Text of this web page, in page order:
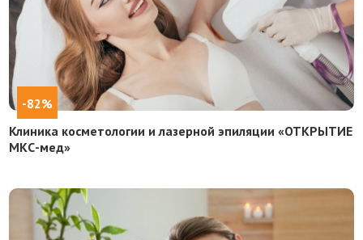
-82%
Клиника косметологии и лазерной эпиляции «ОТКРЫТИЕ
МКС-мед»